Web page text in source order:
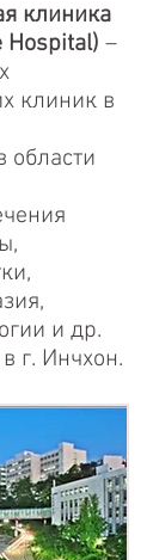
клиника
Hospital) –
клиник в
области
и др.
г. Инчхон.